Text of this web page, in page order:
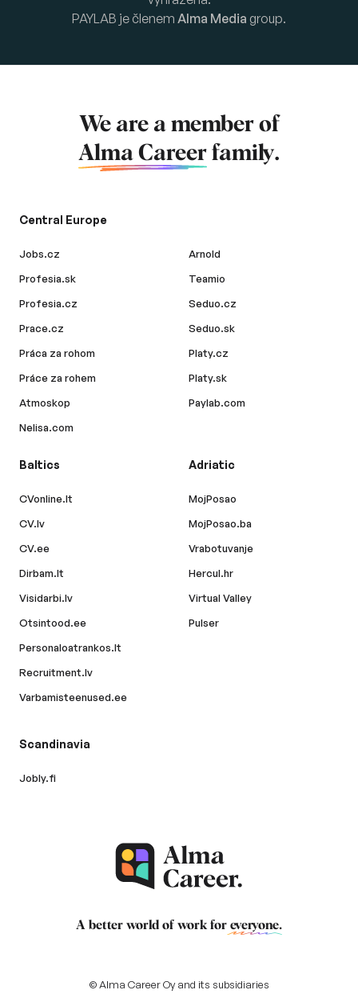
PAYLAB je členem Alma Media group.
We are a member of
Alma Career family.
Central Europe
Jobs.cz
Profesia.sk
Profesia.cz
Prace.cz
Práca za rohom
Práce za rohem
Atmoskop
Nelisa.com
Arnold
Teamio
Seduo.cz
Seduo.sk
Platy.cz
Platy.sk
Paylab.com
Baltics
CVonline.lt
CV.lv
CV.ee
Dirbam.lt
Visidarbi.lv
Otsintood.ee
Personaloatrankos.lt
Recruitment.lv
Varbamisteenused.ee
Adriatic
MojPosao
MojPosao.ba
Vrabotuvanje
Hercul.hr
Virtual Valley
Pulser
Scandinavia
Jobly.fi
A better world of work for everyone.
© Alma Career Oy and its subsidiaries